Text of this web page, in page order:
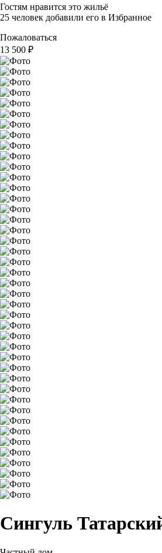
Гостям нравится это жильё
25 человек добавили его в Избранное
Пожаловаться
13 500 ₽
Сингуль